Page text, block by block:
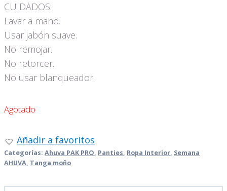
CUIDADOS:
Lavar a mano.
Usar jabón suave.
No remojar.
No retorcer.
No usar blanqueador.
Agotado
Añadir a favoritos
Categorías: Ahuva PAK PRO, Panties, Ropa Interior, Semana
AHUVA, Tanga moño